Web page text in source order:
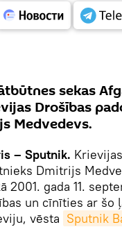
sekas
Drošības
Medvedevs.
– Sputnik.
Dmitrijs
2001. gada 11.
un cīnīties ar šo
vēsta Sputnik